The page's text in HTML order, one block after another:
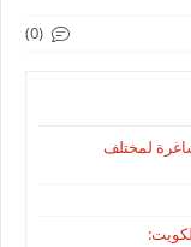
(0)
لمختلف